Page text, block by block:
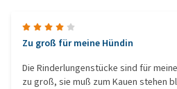
Zu groß für meine Hündin
Die Rinderlungenstücke sind für
zu groß, sie muß zum Kauen stehen